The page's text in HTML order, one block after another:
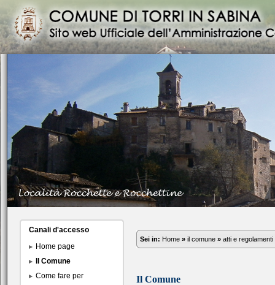
Canali d'accesso
Home page
Il Comune
Come fare per
Sei in: Home » il comune » atti e regolamenti
Il Comune